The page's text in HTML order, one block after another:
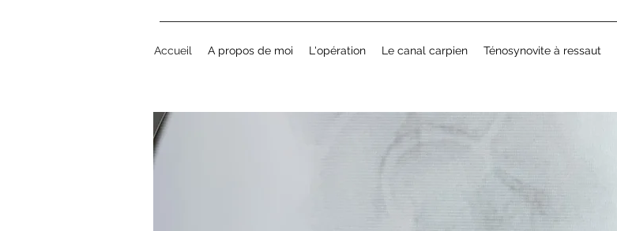
Accueil A propos de moi L'opération Le canal carpien Ténosynovite à ressaut